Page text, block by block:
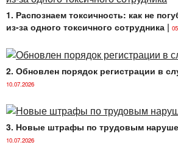
1. Распознаем токсичность: как не
из-за одного токсичного сотрудника |
2. Обновлен порядок регистрации в
10.07.2026
3. Новые штрафы по трудовым
10.07.2026